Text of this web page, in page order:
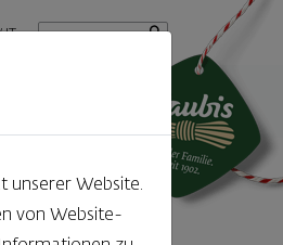
IT Suchbegriff
unserer Website.
von Website-